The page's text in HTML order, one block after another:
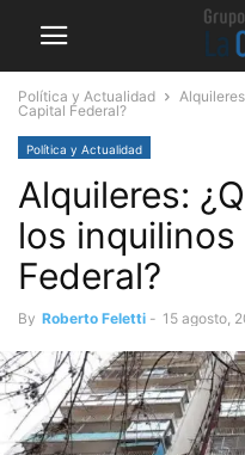
Política y Actualidad
Capital Federal?
Política y Actualidad
Alquileres:
los
Federal?
By Roberto Feletti - 15 agosto,